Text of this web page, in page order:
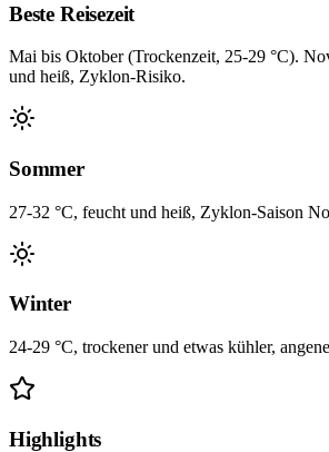
Beste Reisezeit
Mai bis Oktober (Trockenzeit, 25-29 °C).
und heiß, Zyklon-Risiko.
Sommer
27-32 °C, feucht und heiß, Zyklon-Saison
Winter
24-29 °C, trockener und etwas kühler,
Highlights